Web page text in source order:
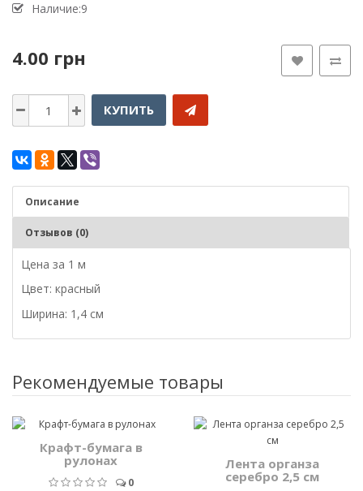
Наличие:9
4.00 грн
КУПИТЬ
Описание
Отзывов (0)
Цена за 1 м
Цвет: красный
Ширина: 1,4 см
Рекомендуемые товары
Крафт-бумага в
рулонах
0
Лента органза
серебро 2,5 см